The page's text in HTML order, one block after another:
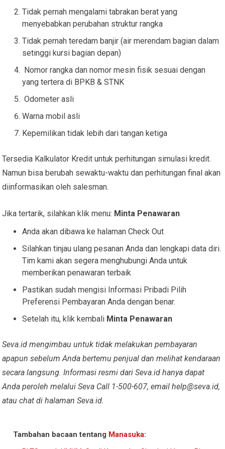
Tidak pernah mengalami tabrakan berat yang
menyebabkan perubahan struktur rangka
Tidak pernah teredam banjir (air merendam bagian dalam
setinggi kursi bagian depan)
Nomor rangka dan nomor mesin fisik sesuai dengan
yang tertera di BPKB & STNK
Odometer asli
Warna mobil asli
Kepemilikan tidak lebih dari tangan ketiga
Tersedia Kalkulator Kredit untuk perhitungan simulasi kredit.
Namun bisa berubah sewaktu-waktu dan perhitungan final akan
diinformasikan oleh salesman.
Jika tertarik, silahkan klik menu: Minta Penawaran
Anda akan dibawa ke halaman Check Out
Silahkan tinjau ulang pesanan Anda dan lengkapi data diri.
Tim kami akan segera menghubungi Anda untuk
memberikan penawaran terbaik
Pastikan sudah mengisi Informasi Pribadi Pilih
Preferensi Pembayaran Anda dengan benar.
Setelah itu, klik kembali Minta Penawaran
Seva.id mengimbau untuk tidak melakukan pembayaran
apapun sebelum Anda bertemu penjual dan melihat kendaraan
secara langsung. Informasi resmi dari Seva.id hanya dapat
Anda peroleh melalui Seva Call 1-500-607, emailhelp@seva.id,
atau chat di halaman Seva.id.
Tambahan bacaan tentang Manasuka: